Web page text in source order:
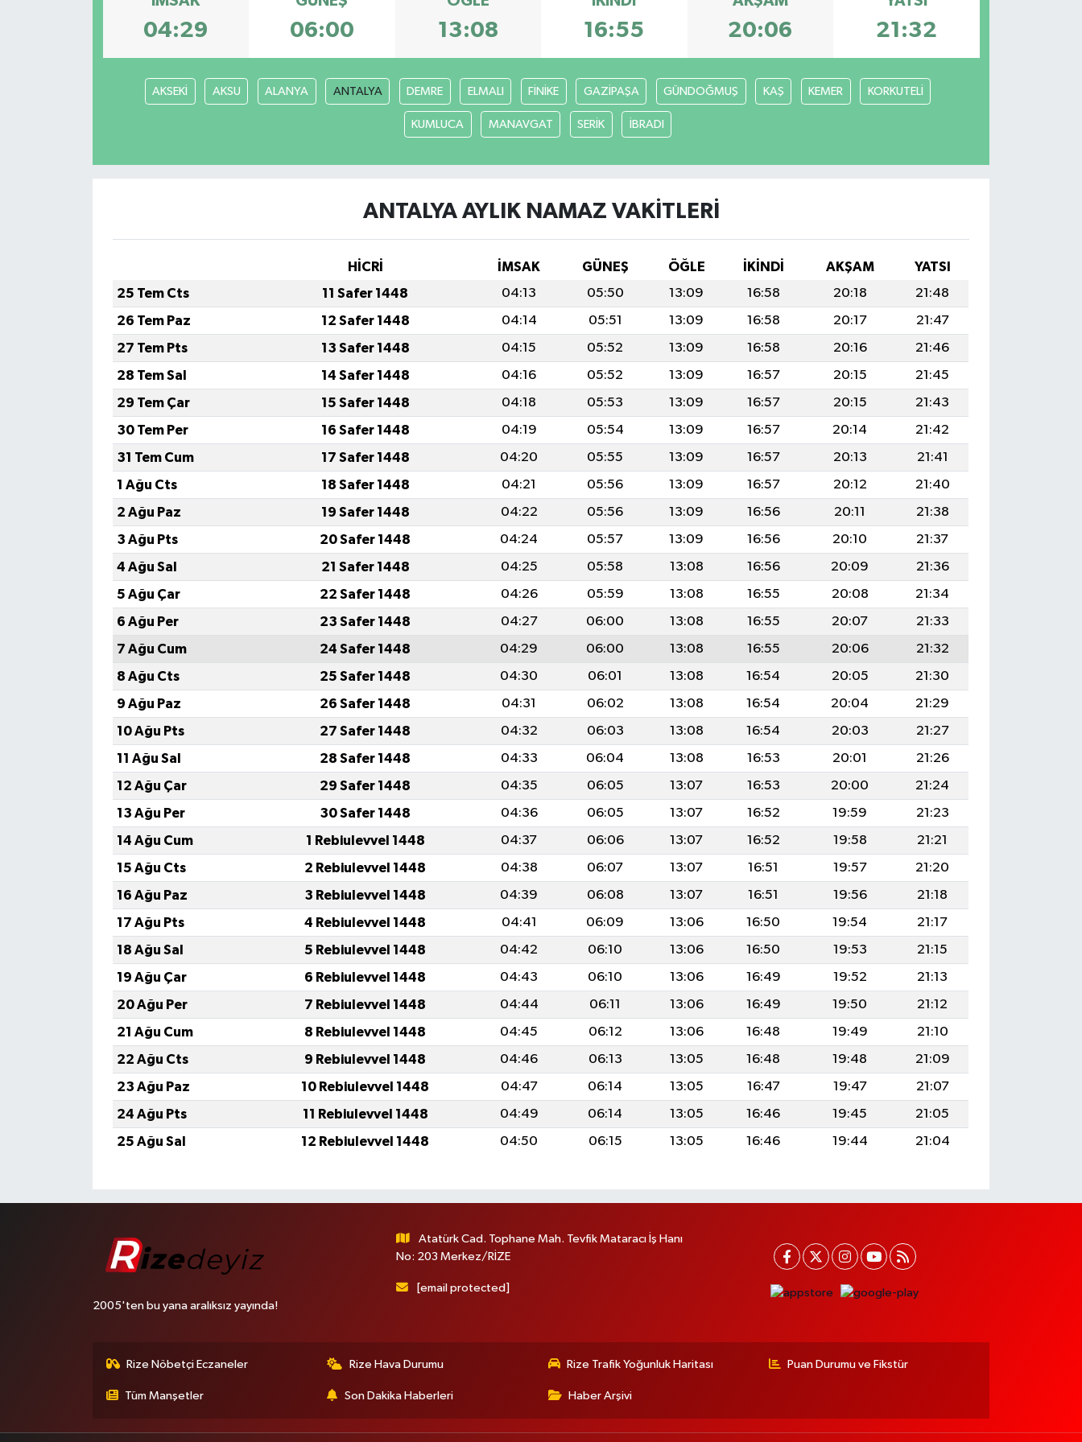
04:29 06:00 13:08 16:55 20:06 21:32
AKSEKİ AKSU ALANYA ANTALYA DEMRE ELMALI FİNİKE GAZİPAŞA GÜNDOĞMUŞ KAŞ KEMER KORKUTELİ
KUMLUCA MANAVGAT SERİK İBRADI
ANTALYA AYLIK NAMAZ VAKITLERI
HİCRİ İMSAK GÜNEŞ ÖĞLE İKINDI AKŞAM
YATSI
25 Tem Cts
11 Safer 1448 04:13 05:50 13:09 16:58 20:18
21:48
26 Tem Paz
12 Safer 1448 04:14 05:51 13:09 16:58 20:17
21:47
27 Tem Pts
13 Safer 1448 04:15 05:52 13:09 16:58 20:16
21:46
28 Tem Sal
14 Safer 1448 04:16 05:52 13:09 16:57 20:15
21:45
29 Tem Çar
15 Safer 1448 04:18 05:53 13:09 16:57 20:15
21:43
30 Tem Per
16 Safer 1448 04:19 05:54 13:09 16:57 20:14
21:42
31 Tem Cum
17 Safer 1448 04:20 05:55 13:09 16:57 20:13
21:41
1 Ağu Cts
18 Safer 1448 04:21 05:56 13:09 16:57 20:12
21:40
2 Ağu Paz
19 Safer 1448 04:22 05:56 13:09 16:56 20:11
21:38
3 Ağu Pts
20 Safer 1448 04:24 05:57 13:09 16:56 20:10
21:37
4 Ağu Sal
21 Safer 1448 04:25 05:58 13:08 16:56 20:09
21:36
5 Ağu Çar
22 Safer 1448 04:26 05:59 13:08 16:55 20:08
21:34
6 Ağu Per
23 Safer 1448 04:27 06:00 13:08 16:55 20:07
21:33
7 Ağu Cum
24 Safer 1448 04:29 06:00 13:08 16:55 20:06
21:32
8 Ağu Cts
25 Safer 1448 04:30 06:01 13:08 16:54 20:05
21:30
9 Ağu Paz
26 Safer 1448 04:31 06:02 13:08 16:54 20:04
21:29
10 Ağu Pts
27 Safer 1448 04:32 06:03 13:08 16:54 20:03
21:27
11 Ağu Sal
28 Safer 1448 04:33 06:04 13:08 16:53 20:01
21:26
12 Ağu Çar
29 Safer 1448 04:35 06:05 13:07 16:53 20:00
21:24
13 Ağu Per
30 Safer 1448 04:36 06:05 13:07 16:52 19:59
21:23
14 Ağu Cum
1 Rebiulevvel 1448 04:37 06:06 13:07 16:52 19:58
21:21
15 Ağu Cts
2 Rebiulevvel 1448 04:38 06:07 13:07 16:51 19:57
21:20
16 Ağu Paz
3 Rebiulevvel 1448 04:39 06:08 13:07 16:51 19:56
21:18
17 Ağu Pts
4 Rebiulevvel 1448 04:41 06:09 13:06 16:50 19:54
21:17
18 Ağu Sal
5 Rebiulevvel 1448 04:42 06:10 13:06 16:50 19:53
21:15
19 Ağu Çar
6 Rebiulevvel 1448 04:43 06:10 13:06 16:49 19:52
21:13
20 Ağu Per
7 Rebiulevvel 1448 04:44 06:11 13:06 16:49 19:50
21:12
21 Ağu Cum
8 Rebiulevvel 1448 04:45 06:12 13:06 16:48 19:49
21:10
22 Ağu Cts
9 Rebiulevvel 1448 04:46 06:13 13:05 16:48 19:48
21:09
23 Ağu Paz
10 Rebiulevvel 1448 04:47 06:14 13:05 16:47 19:47
21:07
24 Ağu Pts
11 Rebiulevvel 1448 04:49 06:14 13:05 16:46 19:45
21:05
25 Ağu Sal
12 Rebiulevvel 1448 04:50 06:15 13:05 16:46 19:44 21:04
2005'ten bu yana aralıksız yayında!
Atatürk Cad. Tophane Mah. Tevfik Mataracı İş Hanı
No: 203 Merkez/RİZE
[email protected]
Rize Nöbetçi Eczaneler Rize Hava Durumu Rize Trafik Yoğunluk Haritası Puan Durumu ve Fikstür
Tüm Manşetler Son Dakika Haberleri Haber Arşivi